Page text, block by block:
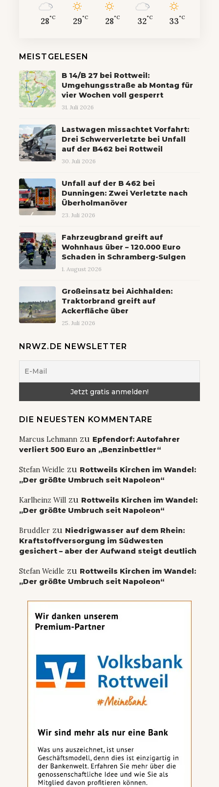
28°C 29°C 28°C 32°C 33°C
MEISTGELESEN
B 14/B 27 bei Rottweil:
Umgehungsstraße ab Montag für
vier Wochen voll gesperrt
31. Juli 2026
Lastwagen missachtet Vorfahrt:
Drei Schwerverletzte bei Unfall
auf der B462 bei Rottweil
30. Juli 2026
Unfall auf der B 462 bei
Dunningen: Zwei Verletzte nach
Überholmanöver
23. Juli 2026
Fahrzeugbrand greift auf
Wohnhaus über – 120.000 Euro
Schaden in Schramberg-Sulgen
1. August 2026
Großeinsatz bei Aichhalden:
Traktorbrand greift auf
Ackerfläche über
25. Juli 2026
NRWZ.DE NEWSLETTER
DIE NEUESTEN KOMMENTARE
Marcus Lehmann zu Epfendorf: Autofahrer
verliert 500 Euro an „Benzinbettler“
Stefan Weidle zu Rottweils Kirchen im Wandel:
„Der größte Umbruch seit Napoleon“
Karlheinz Will zu Rottweils Kirchen im Wandel:
„Der größte Umbruch seit Napoleon“
Bruddler zu Niedrigwasser auf dem Rhein:
Kraftstoffversorgung im Südwesten
gesichert – aber der Aufwand steigt deutlich
Stefan Weidle zu Rottweils Kirchen im Wandel:
„Der größte Umbruch seit Napoleon“